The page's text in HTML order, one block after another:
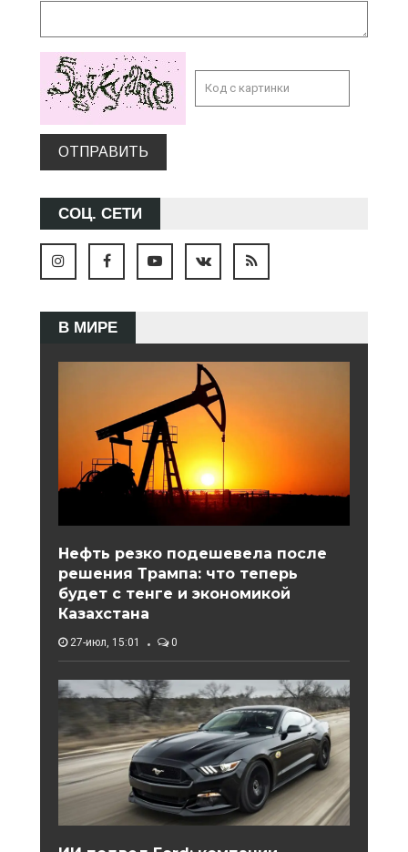
ОТПРАВИТЬ
СОЦ. СЕТИ
В МИРЕ
Нефть резко подешевела после
решения Трампа: что теперь
будет с тенге и экономикой
Казахстана
27-июл, 15:01 0